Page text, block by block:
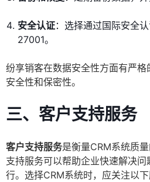
安全认证：选择通过国际安全
27001。
纷享销客在数据安全性方面有严
安全性和保密性。
三、客户支持服务
客户支持服务是衡量CRM系统质
支持服务可以帮助企业快速解决
行。选择CRM系统时，应关注以下